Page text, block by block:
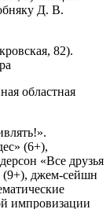
Д. В.
82).
областная
(6+),
«Все друзья
(9+), джем-сейшн
импровизации